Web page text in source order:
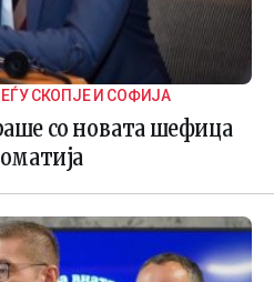
СКОПЈЕ И СОФИЈА
со новата шефица